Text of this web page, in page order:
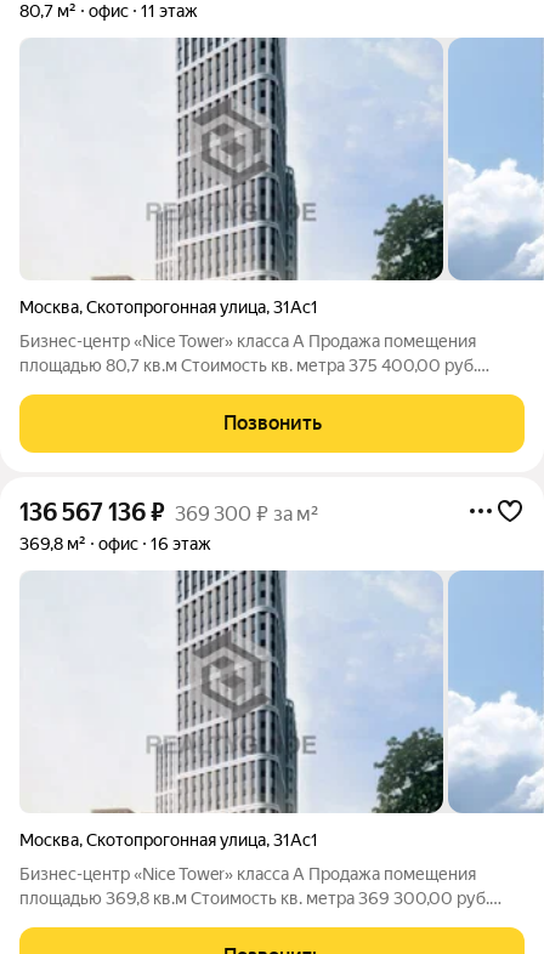
80,7 м² офис 11 этаж
Москва,Скотопрогонная улица,31Ас1
Бизнес-центр «Nice Tower» класса A Продажа помещения
площадью 80,7 кв.м Cтоимость кв. метра 375 400,00 руб.
расположен по адресу: Скотопрогонная улица, 31А, Москва
Позвонить
136 567 136₽ 369 300 ₽ за м²
369,8 м² офис 16 этаж
Москва,Скотопрогонная улица,31Ас1
Бизнес-центр «Nice Tower» класса A Продажа помещения
площадью 369,8 кв.м Cтоимость кв. метра 369 300,00 руб.
расположен по адресу: Скотопрогонная улица, 31А, Москва